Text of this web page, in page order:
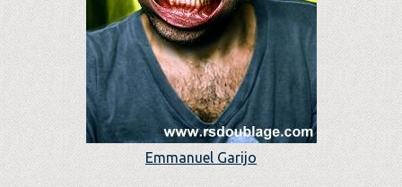
Emmanuel Garijo